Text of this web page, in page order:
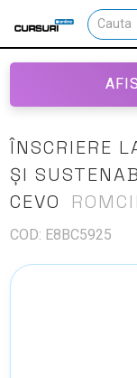
ÎNSCRIERE
ȘI
CEVO
COD: E8BC5925